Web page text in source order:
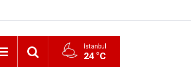
İstanbul
24 °C